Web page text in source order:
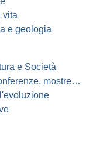
vita
e geologia
e Società
mostre…